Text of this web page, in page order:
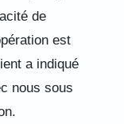
de
est
a indiqué
nous sous